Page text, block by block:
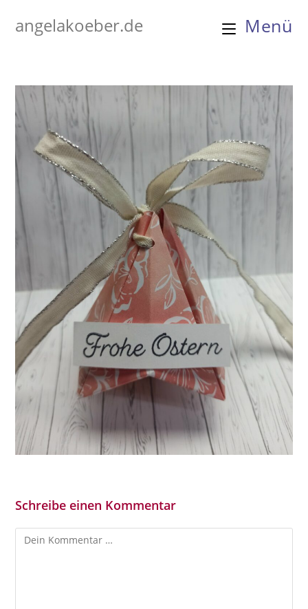
Inhaltangelakoeber.de Menü
Schreibe einen Kommentar
Kommentar